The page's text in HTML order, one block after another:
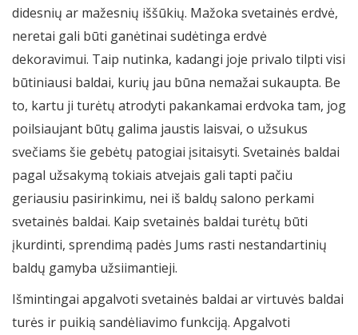
didesnių ar mažesnių iššūkių. Mažoka svetainės erdvė,
neretai gali būti ganėtinai sudėtinga erdvė
dekoravimui. Taip nutinka, kadangi joje privalo tilpti visi
būtiniausi baldai, kurių jau būna nemažai sukaupta. Be
to, kartu ji turėtų atrodyti pakankamai erdvoka tam, jog
poilsiaujant būtų galima jaustis laisvai, o užsukus
svečiams šie gebėtų patogiai įsitaisyti. Svetainės baldai
pagal užsakymą tokiais atvejais gali tapti pačiu
geriausiu pasirinkimu, nei iš baldų salono perkami
svetainės baldai. Kaip svetainės baldai turėtų būti
įkurdinti, sprendimą padės Jums rasti nestandartinių
baldų gamyba užsiimantieji.
Išmintingai apgalvoti svetainės baldai ar virtuvės baldai
turės ir puikią sandėliavimo funkciją. Apgalvoti